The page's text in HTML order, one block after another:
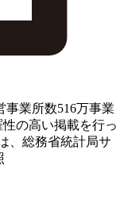
業所数516万事業
の高い掲載を行っ
、総務省統計局サ